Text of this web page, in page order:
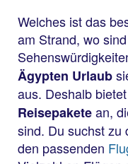
Welches ist das
am Strand, wo
Ägypten Urlaub
aus. Deshalb
Reisepaketean,
sind. Du suchst zu
den passenden